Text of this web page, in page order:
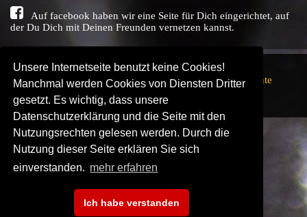
Unsere Internetseite benutzt keine Cookies!
Manchmal werden Cookies von Diensten Dritter
gesetzt. Es wichtig, dass unsere
Datenschutzerklärung und die Seite mit den
Nutzungsrechten gelesen werden. Durch die
Nutzung dieser Seite erklären Sie sich
einverstanden. mehr erfahren
Ich habe verstanden
Auf facebook haben wir eine Seite für Dich eingerichtet, auf
der Du Dich mit Deinen Freunden vernetzen kannst.
Copyright © Audio Union GbR, 1999 - 2026,Nutzungsrechte
SENDEPLATZ↗